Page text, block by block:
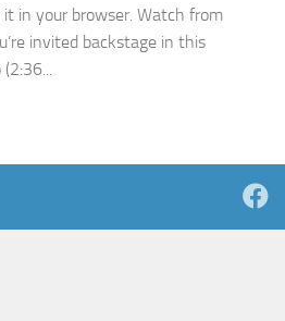
in your browser. Watch from
invited backstage in this